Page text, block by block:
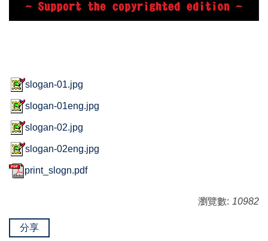
slogan-01.jpg
slogan-01eng.jpg
slogan-02.jpg
slogan-02eng.jpg
print_slogn.pdf
瀏覽數: 10982
分享